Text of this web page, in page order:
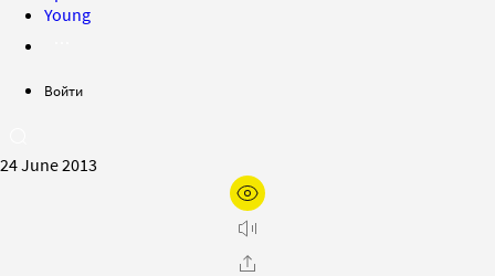
Young
Войти
24 June 2013